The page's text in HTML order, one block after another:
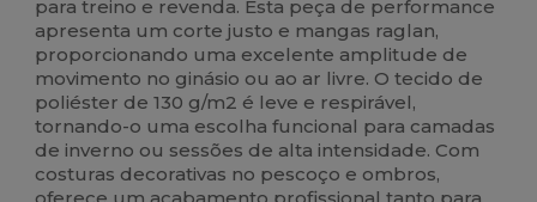
para treino e revenda. Esta peça de performance
apresenta um corte justo e mangas raglan,
proporcionando uma excelente amplitude de
movimento no ginásio ou ao ar livre. O tecido de
poliéster de 130 g/m2 é leve e respirável,
tornando-o uma escolha funcional para camadas
de inverno ou sessões de alta intensidade. Com
costuras decorativas no pescoço e ombros,